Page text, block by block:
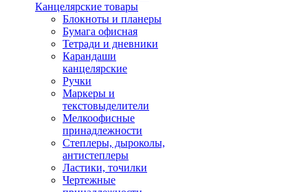
Канцелярские товары
Блокноты и планеры
Бумага офисная
Тетради и дневники
Карандаши
канцелярские
Ручки
Маркеры и
текстовыделители
Мелкоофисные
принадлежности
Степлеры, дыроколы,
антистеплеры
Ластики, точилки
Чертежные